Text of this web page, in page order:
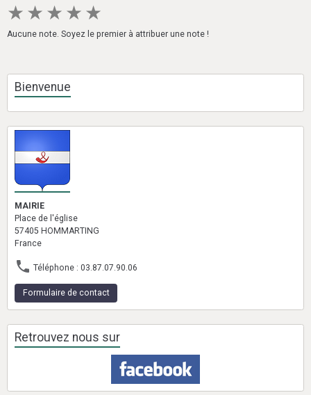
★ ★ ★ ★ ★
Aucune note. Soyez le premier à attribuer une note !
Bienvenue
MAIRIE
Place de l'église
57405 HOMMARTING
France
Téléphone : 03.87.07.90.06
Formulaire de contact
Retrouvez nous sur